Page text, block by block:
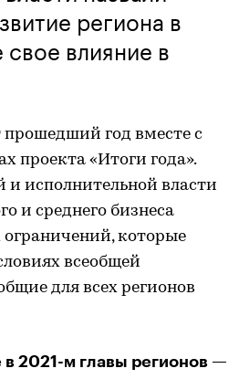
региона в
влияние в
год вместе с
проекта «Итоги года».
и исполнительной власти
и среднего бизнеса
которые
всеобщей
для всех регионов
2021-м главы регионов —